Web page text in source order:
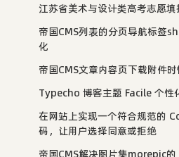
江苏省美术与设计类高考志愿
帝国CMS列表的分页导航标签
化
帝国CMS文章内容页下载附件
Typecho 博客主题 Facile 个性
在网站上实现一个符合规范的
码，让用户选择同意或拒绝
帝国CMS解决图片集morepic